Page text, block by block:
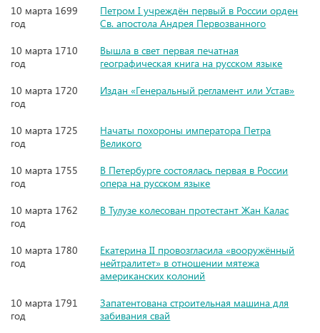
10 марта 1699
год
Петром I учреждён первый в России орден
Св. апостола Андрея Первозванного
10 марта 1710
год
Вышла в свет первая печатная
географическая книга на русском языке
10 марта 1720
год
Издан «Генеральный регламент или Устав»
10 марта 1725
год
Начаты похороны императора Петра
Великого
10 марта 1755
год
В Петербурге состоялась первая в России
опера на русском языке
10 марта 1762
год
В Тулузе колесован протестант Жан Калас
10 марта 1780
год
Екатерина II провозгласила «вооружённый
нейтралитет» в отношении мятежа
американских колоний
10 марта 1791
год
Запатентована строительная машина для
забивания свай